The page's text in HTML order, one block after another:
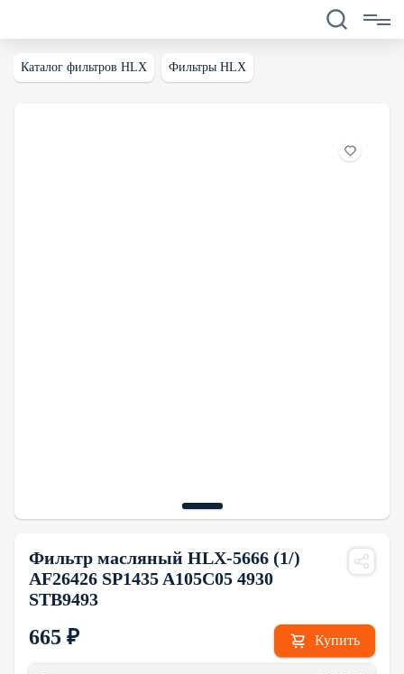
Каталог фильтров HLX Фильтры HLX
Фильтр масляный HLX-5666 (1/)
AF26426 SP1435 A105C05 4930
STB9493
665 ₽ Купить